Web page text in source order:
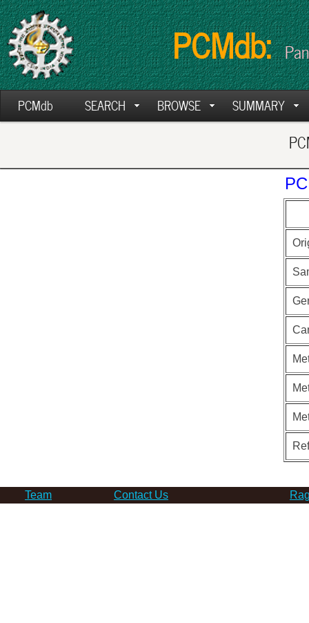
PCMdb:
PCMdb SEARCH BROWSE SUMMARY
Team Contact Us